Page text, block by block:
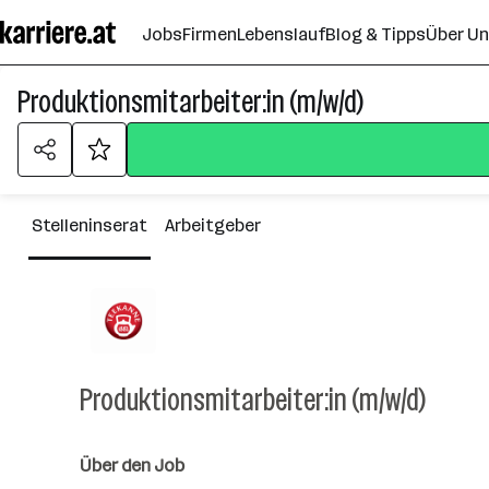
Seiteninhalt
springen
JobsFirmenLebenslaufBlog & TippsÜber
Produktionsmitarbeiter:in (m/w/d)
Stelleninserat Arbeitgeber
Produktionsmitarbeiter:in (m/w/d)
Über den Job